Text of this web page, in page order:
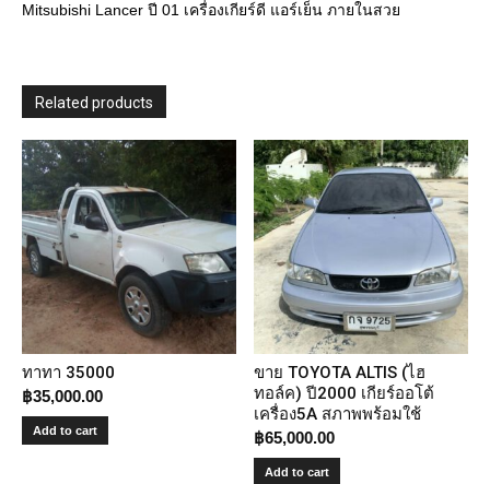
Mitsubishi Lancer ปี 01 เครื่องเกียร์ดี แอร์เย็น ภายในสวย
Related products
ทาทา 35000
฿35,000.00
Add to cart
ขาย TOYOTA ALTIS (ไฮ
ทอล์ค) ปี2000 เกียร์ออโต้
เครื่อง5A สภาพพร้อมใช้
฿65,000.00
Add to cart